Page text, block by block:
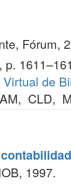
Fórum,
Virtual de
, CLD,
1997.